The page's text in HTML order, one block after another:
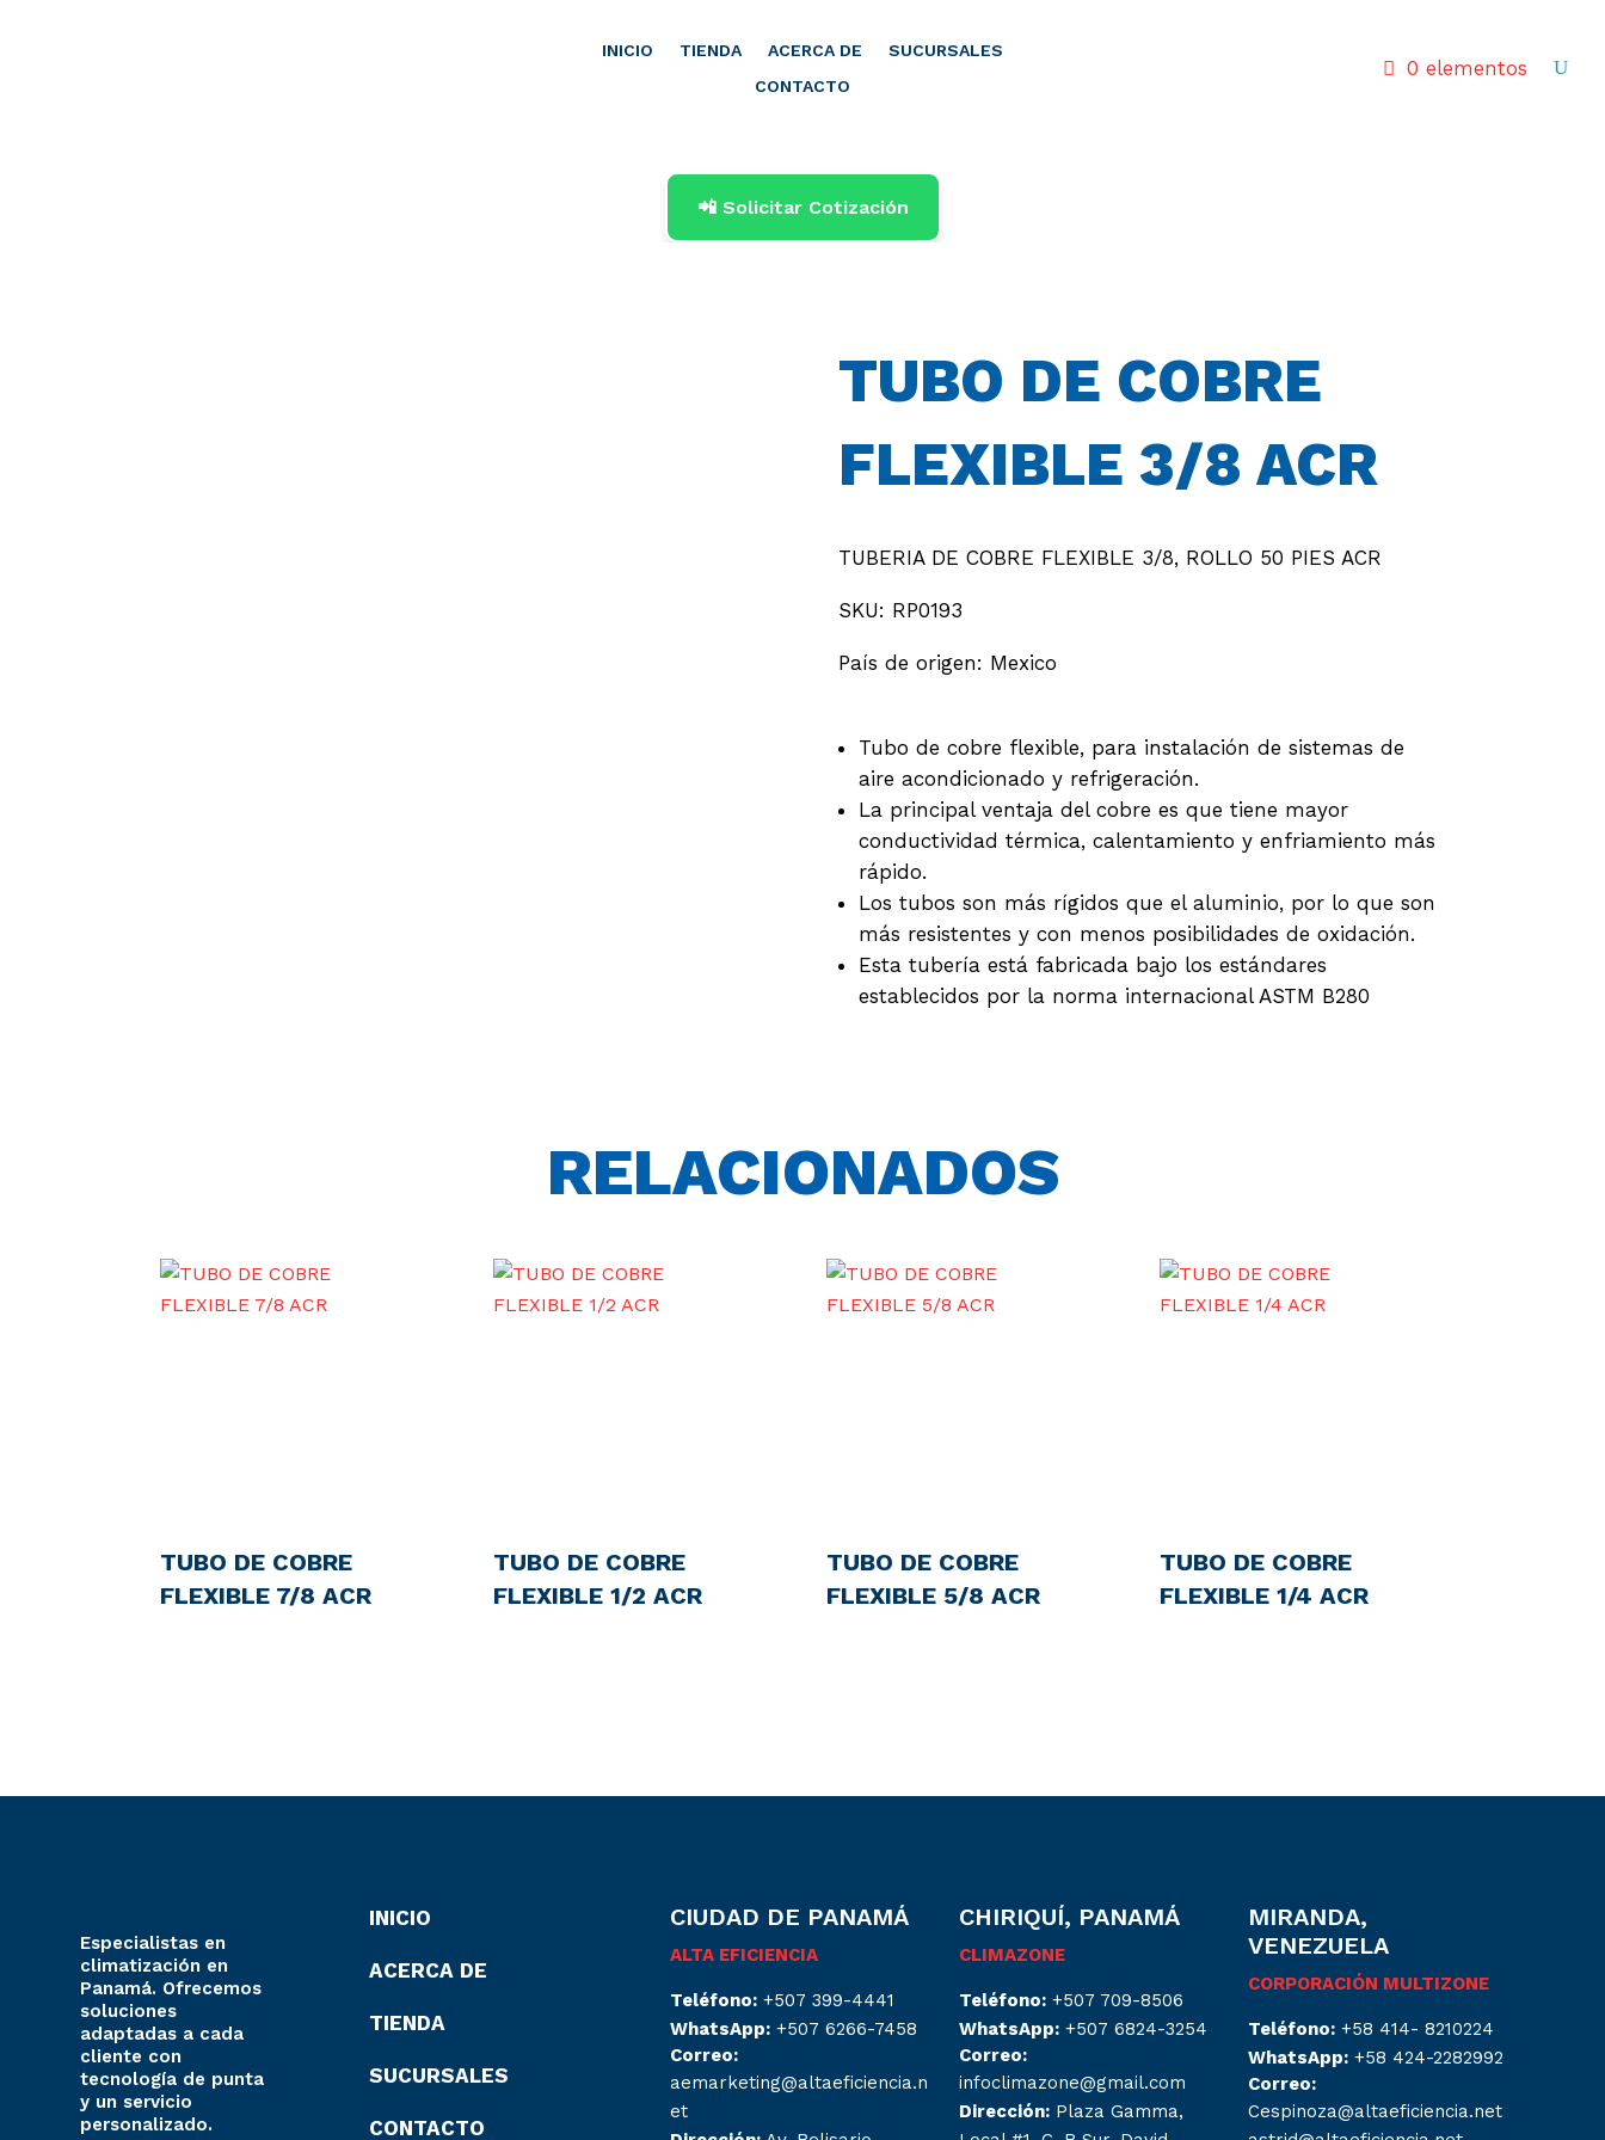
INICIO TIENDA ACERCA DE
SUCURSALES
CONTACTO
0 elementos
📲 Solicitar Cotización
TUBO DE COBRE
FLEXIBLE 3/8 ACR
TUBERIA DE COBRE FLEXIBLE 3/8, ROLLO 50 PIES ACR
SKU: RP0193
País de origen: Mexico
Tubo de cobre flexible, para instalación de sistemas de
aire acondicionado y refrigeración.
La principal ventaja del cobre es que tiene mayor
conductividad térmica, calentamiento y enfriamiento más
rápido.
Los tubos son más rígidos que el aluminio, por lo que son
más resistentes y con menos posibilidades de oxidación.
Esta tubería está fabricada bajo los estándares
establecidos por la norma internacional ASTM B280
RELACIONADOS
TUBO DE COBRE
FLEXIBLE 7/8 ACR
TUBO DE COBRE
FLEXIBLE 1/2 ACR
TUBO DE COBRE
FLEXIBLE 5/8 ACR
TUBO DE COBRE
FLEXIBLE 1/4 ACR
Especialistas en
climatización en
Panamá. Ofrecemos
soluciones
adaptadas a cada
cliente con
tecnología de punta
y un servicio
personalizado.
INICIO
ACERCA DE
TIENDA
SUCURSALES
CONTACTO
CIUDAD DE PANAMÁ
ALTA EFICIENCIA
Teléfono: +507 399-4441
WhatsApp: +507 6266-7458
Correo:
aemarketing@altaeficiencia.n
et
CHIRIQUÍ, PANAMÁ
CLIMAZONE
Teléfono: +507 709-8506
WhatsApp: +507 6824-3254
Correo:
infoclimazone@gmail.com
Dirección: Plaza Gamma,
MIRANDA,
VENEZUELA
CORPORACIÓN MULTIZONE
Teléfono: +58 414- 8210224
WhatsApp: +58 424-2282992
Correo:
Cespinoza@altaeficiencia.net